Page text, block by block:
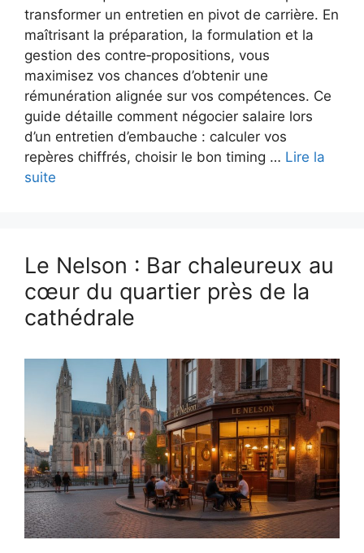
transformer un entretien en pivot de carrière. En
maîtrisant la préparation, la formulation et la
gestion des contre‑propositions, vous
maximisez vos chances d’obtenir une
rémunération alignée sur vos compétences. Ce
guide détaille comment négocier salaire lors
d’un entretien d’embauche : calculer vos
repères chiffrés, choisir le bon timing … Lire la
suite
Le Nelson : Bar chaleureux au
cœur du quartier près de la
cathédrale